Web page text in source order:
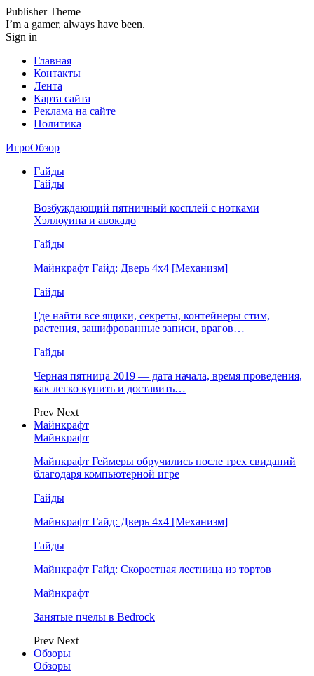
Publisher Theme
I’m a gamer, always have been.
Sign in
Главная
Контакты
Лента
Карта сайта
Реклама на сайте
Политика
ИгроОбзор
Гайды
Гайды
Возбуждающий пятничный косплей с нотками
Хэллоуина и авокадо
Гайды
Майнкрафт Гайд: Дверь 4х4 [Механизм]
Гайды
Где найти все ящики, секреты, контейнеры стим,
растения, зашифрованные записи, врагов…
Гайды
Черная пятница 2019 — дата начала, время проведения,
как легко купить и доставить…
Prev Next
Майнкрафт
Майнкрафт
Майнкрафт Геймеры обручились после трех свиданий
благодаря компьютерной игре
Гайды
Майнкрафт Гайд: Дверь 4х4 [Механизм]
Гайды
Майнкрафт Гайд: Скоростная лестница из тортов
Майнкрафт
Занятые пчелы в Bedrock
Prev Next
Обзоры
Обзоры